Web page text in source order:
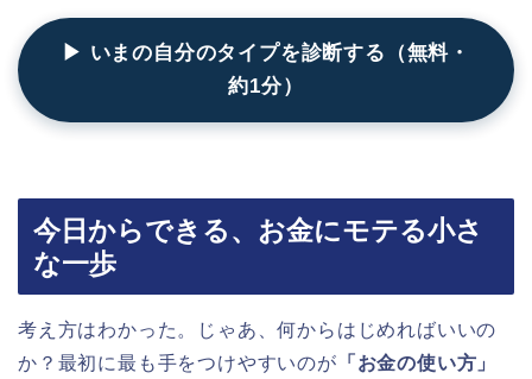
▶ いまの自分のタイプを診断する（無料・
約1分）
今日からできる、お金にモテる小さ
な一歩
考え方はわかった。じゃあ、何からはじめればいいの
か？最初に最も手をつけやすいのが 「お金の使い方」